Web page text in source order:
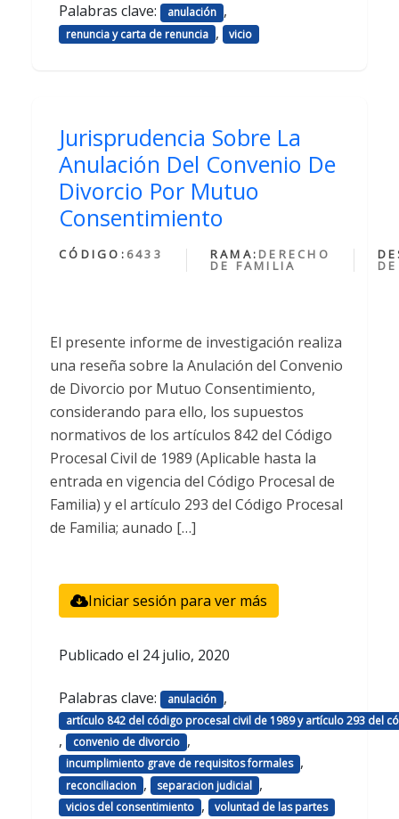
Palabras clave: anulación ,
renuncia y carta de renuncia , vicio
Jurisprudencia Sobre La
Anulación Del Convenio De
Divorcio Por Mutuo
Consentimiento
CÓDIGO: 6433 RAMA: DERECHO
DE FAMILIA
El presente informe de investigación realiza
una reseña sobre la Anulación del Convenio
de Divorcio por Mutuo Consentimiento,
considerando para ello, los supuestos
normativos de los artículos 842 del Código
Procesal Civil de 1989 (Aplicable hasta la
entrada en vigencia del Código Procesal de
Familia) y el artículo 293 del Código Procesal
de Familia; aunado […]
Iniciar sesión para ver más
Publicado el 24 julio, 2020
Palabras clave: anulación ,
artículo 842 del código procesal civil de 1989 y artículo 293 del
, convenio de divorcio ,
incumplimiento grave de requisitos formales ,
reconciliacion , separacion judicial ,
vicios del consentimiento , voluntad de las partes